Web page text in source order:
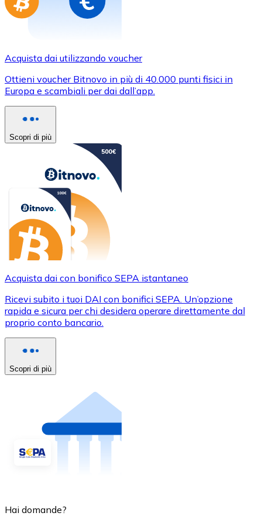
Acquista dai utilizzando voucher
Ottieni voucher Bitnovo in più di 40.000 punti fisici in
Europa e scambiali per dai dall’app.
Scopri di più
Acquista dai con bonifico SEPA istantaneo
Ricevi subito i tuoi DAI con bonifici SEPA. Un’opzione
rapida e sicura per chi desidera operare direttamente dal
proprio conto bancario.
Scopri di più
Hai domande?